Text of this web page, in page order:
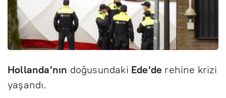
Hollanda’nın doğusundaki Ede’de rehine krizi
yaşandı.